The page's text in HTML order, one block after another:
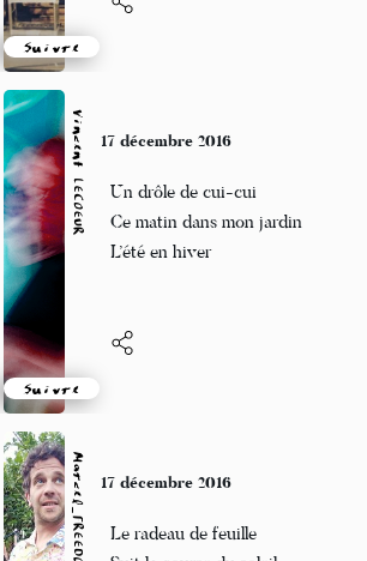
Suivre
Vincent LECŒUR
Suivre
Un drôle de cui-cui
Ce matin dans mon jardin
Le radeau de feuille